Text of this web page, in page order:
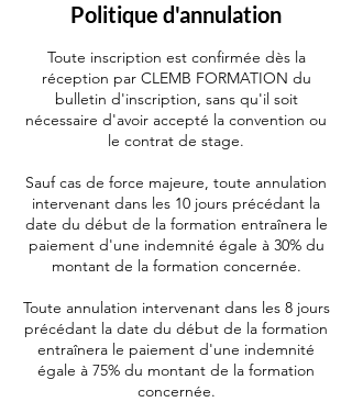
Politique d'annulation
Toute inscription est confirmée dès la
réception par CLEMB FORMATION du
bulletin d'inscription, sans qu'il soit
nécessaire d'avoir accepté la convention ou
le contrat de stage.
Sauf cas de force majeure, toute annulation
intervenant dans les 10 jours précédant la
date du début de la formation entraînera le
paiement d'une indemnité égale à 30% du
montant de la formation concernée.
Toute annulation intervenant dans les 8 jours
précédant la date du début de la formation
entraînera le paiement d'une indemnité
égale à 75% du montant de la formation
concernée.